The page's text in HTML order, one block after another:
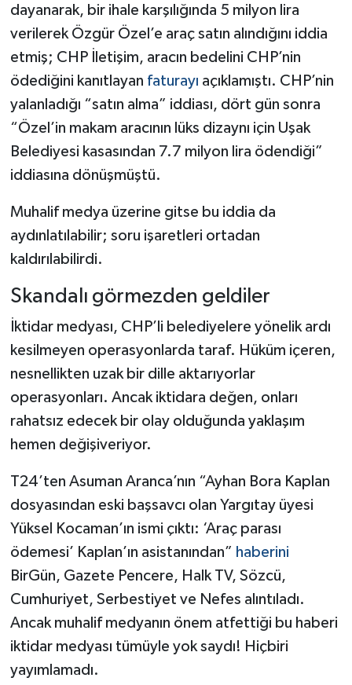
dayanarak, bir ihale karşılığında 5 milyon lira
verilerek Özgür Özel’e araç satın alındığını iddia
etmiş; CHP İletişim, aracın bedelini CHP’nin
ödediğini kanıtlayan faturayı açıklamıştı. CHP’nin
yalanladığı “satın alma” iddiası, dört gün sonra
“Özel’in makam aracının lüks dizaynı için Uşak
Belediyesi kasasından 7.7 milyon lira ödendiği”
iddiasına dönüşmüştü.
Muhalif medya üzerine gitse bu iddia da
aydınlatılabilir; soru işaretleri ortadan
kaldırılabilirdi.
Skandalı görmezden geldiler
İktidar medyası, CHP’li belediyelere yönelik ardı
kesilmeyen operasyonlarda taraf. Hüküm içeren,
nesnellikten uzak bir dille aktarıyorlar
operasyonları. Ancak iktidara değen, onları
rahatsız edecek bir olay olduğunda yaklaşım
hemen değişiveriyor.
T24’ten Asuman Aranca’nın “Ayhan Bora Kaplan
dosyasından eski başsavcı olan Yargıtay üyesi
Yüksel Kocaman’ın ismi çıktı: ‘Araç parası
ödemesi’ Kaplan’ın asistanından” haberini
BirGün, Gazete Pencere, Halk TV, Sözcü,
Cumhuriyet, Serbestiyet ve Nefes alıntıladı.
Ancak muhalif medyanın önem atfettiği bu haberi
iktidar medyası tümüyle yok saydı! Hiçbiri
yayımlamadı.